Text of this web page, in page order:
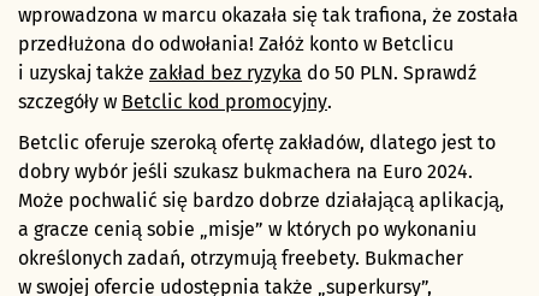
wprowadzona w marcu okazała się tak trafiona, że została
przedłużona do odwołania! Załóż konto w Betclicu
i uzyskaj także zakład bez ryzyka do 50 PLN. Sprawdź
szczegóły w Betclic kod promocyjny.
Betclic oferuje szeroką ofertę zakładów, dlatego jest to
dobry wybór jeśli szukasz bukmachera na Euro 2024.
Może pochwalić się bardzo dobrze działającą aplikacją,
a gracze cenią sobie „misje” w których po wykonaniu
określonych zadań, otrzymują freebety. Bukmacher
w swojej ofercie udostępnia także „superkursy”,